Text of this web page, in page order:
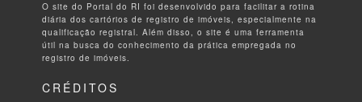
O site do Portal do RI foi desenvolvido para facilitar a rotina
diária dos cartórios de registro de imóveis, especialmente na
qualificação registral. Além disso, o site é uma ferramenta
útil na busca do conhecimento da prática empregada no
registro de imóveis.
CRÉDITOS